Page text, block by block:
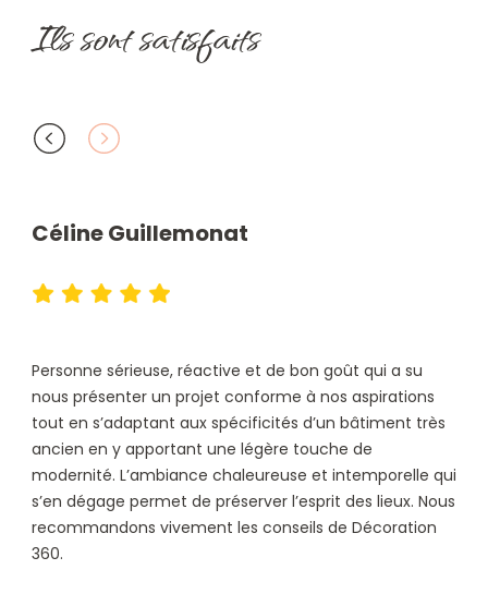
Ils sont satisfaits
Céline Guillemonat
Personne sérieuse, réactive et de bon goût qui a su
nous présenter un projet conforme à nos aspirations
tout en s’adaptant aux spécificités d’un bâtiment très
ancien en y apportant une légère touche de
modernité. L’ambiance chaleureuse et intemporelle qui
s’en dégage permet de préserver l’esprit des lieux. Nous
recommandons vivement les conseils de Décoration
360.